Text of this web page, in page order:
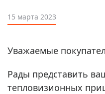
15 марта 2023
Уважаемые
Рады представить
тепловизионных